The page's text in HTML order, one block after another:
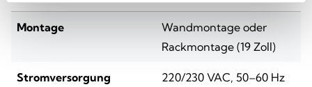
Montage
Wandmontage oder
Rackmontage (19 Zoll)
Stromversorgung 220/230 VAC, 50–60 Hz